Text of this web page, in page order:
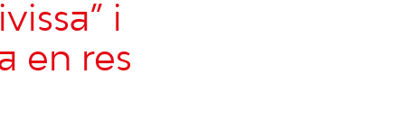
i
en res